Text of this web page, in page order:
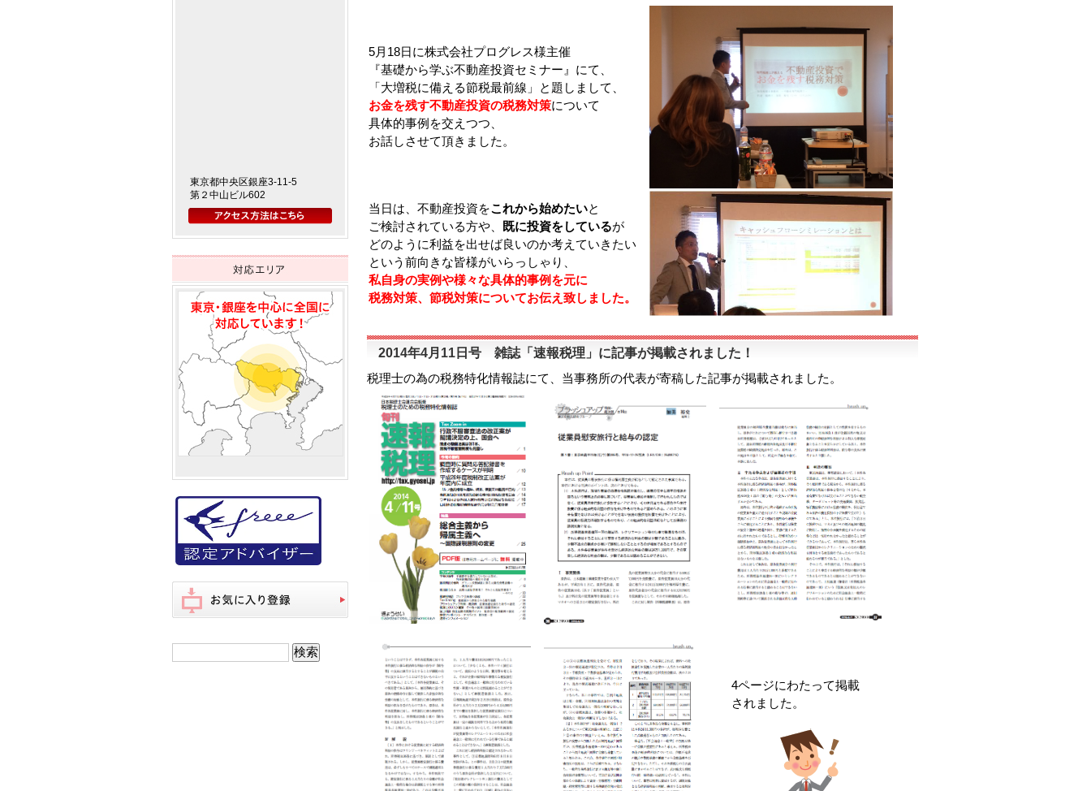
5月18日に株式会社プログレス様主催
『基礎から学ぶ不動産投資セミナー』にて、
「大増税に備える節税最前線」と題しまして、
お金を残す不動産投資の税務対策について
具体的事例を交えつつ、
お話しさせて頂きました。
当日は、不動産投資をこれから始めたいと
ご検討されている方や、
既に投資をしているが
どのように利益を出せば良いのか考えていきたい
という前向きな皆様がいらっしゃり、
私自身の実例や様々な具体的事例を元に
税務対策、節税対策についてお伝え致しました。
2014年4月11日号 雑誌「速報税理」に記事が掲載されました！
税理士の為の税務特化情報誌にて、当事務所の代表が寄稿した記事が掲載されました。
4ページにわたって掲載
されました。
東京都中央区銀座3-11-5
第２中山ビル602